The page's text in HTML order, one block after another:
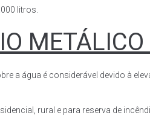
litros.
a água é considerável devido à
rural e para reserva de